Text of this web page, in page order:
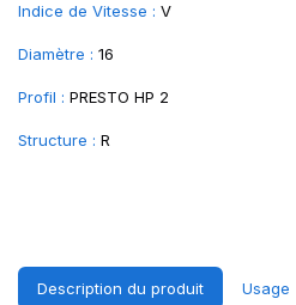
Indice de Vitesse : V
Diamètre : 16
Profil : PRESTO HP 2
Structure : R
Description du produit Usage